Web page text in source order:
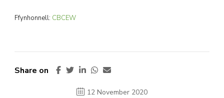
Ffynhonnell: CBCEW
Share on
12 November 2020